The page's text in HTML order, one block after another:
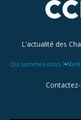
L'actualité des
Qui sommes-nous ?•